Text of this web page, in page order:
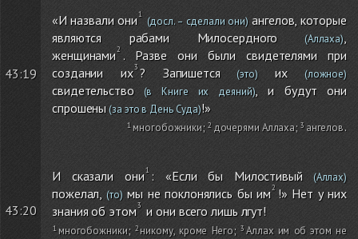
43:19
«И назвали они (досл. – сделали они)ангелов, которые
являются рабами Милосердного (Аллаха),
женщинами . Разве они были свидетелями при
создании их ? Запишется(это)их (ложное)
свидетельство(в Книге их деяний), и будут они
спрошены(за это в День Суда)!»
многобожники; дочерями Аллаха; ангелов.
43:20
И сказали они : «Если бы Милостивый(Аллах)
пожелал, (то)мы не поклонялись бы им !» Нет у них
знания об этом
и они всего лишь лгут!
многобожники; никому, кроме Него;
Аллах им об этом не